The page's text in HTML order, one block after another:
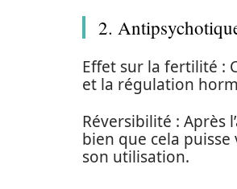
2.
Effet sur la fertilité :
et la régulation
Réversibilité : Après
bien que cela
son utilisation.